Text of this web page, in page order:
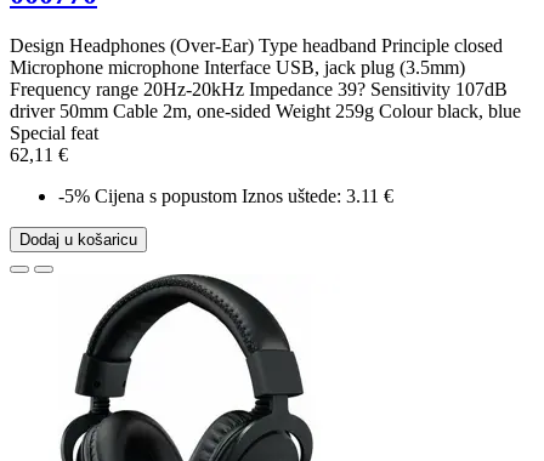
Design Headphones (Over-Ear) Type headband Principle closed
Microphone microphone Interface USB, jack plug (3.5mm)
Frequency range 20Hz-20kHz Impedance 39? Sensitivity 107dB
driver 50mm Cable 2m, one-sided Weight 259g Colour black, blue
Special feat
62,11 €
-5% Cijena s popustom Iznos uštede: 3.11 €
Dodaj u košaricu